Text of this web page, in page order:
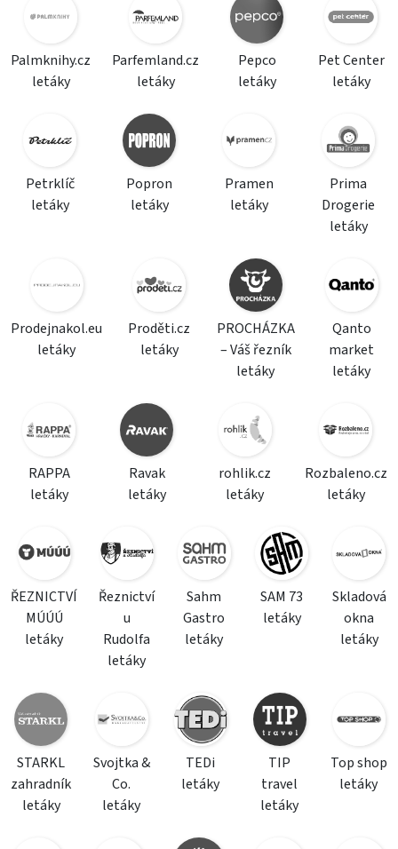
Palmknihy.cz
letáky
Parfemland.cz
letáky
Pepco
letáky
Pet Center
letáky
Petrklíč
letáky
Popron
letáky
Pramen
letáky
Prima
Drogerie
letáky
Prodejnakol.eu
letáky
Proděti.cz
letáky
PROCHÁZKA
– Váš řezník
letáky
Qanto
market
letáky
RAPPA
letáky
Ravak
letáky
rohlik.cz
letáky
Rozbaleno.cz
letáky
ŘEZNICTVÍ
MÚÚÚ
letáky
Řeznictví
u
Rudolfa
letáky
Sahm
Gastro
letáky
SAM 73
letáky
Skladová
okna
letáky
STARKL
zahradník
letáky
Svojtka &
Co.
letáky
TEDi
letáky
TIP
travel
letáky
Top shop
letáky